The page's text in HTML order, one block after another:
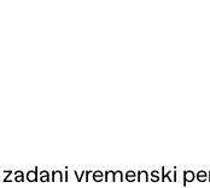
vremenski